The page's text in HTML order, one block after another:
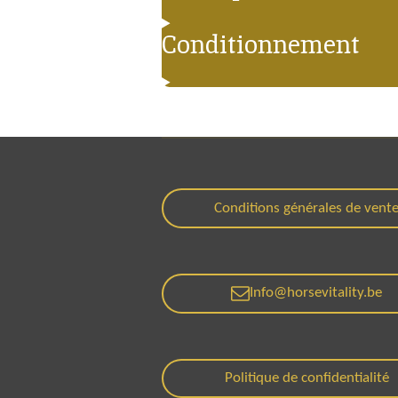
Conditionnement
Conditions générales de
Info@horsevitality.be
Politique de confidentialité